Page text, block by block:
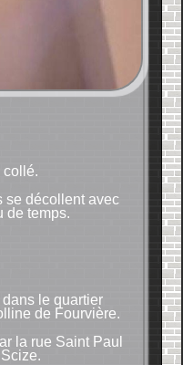
collé.
se décollent avec
de temps.
dans le quartier
de Fourvière.
la rue Saint Paul